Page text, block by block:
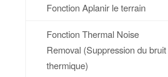
Fonction Aplanir le terrain
Fonction Thermal Noise
Removal (Suppression du bruit
thermique)